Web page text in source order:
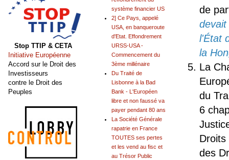
de
devait
l'État
la
La
du
6
Droits
des
système financier US
2] Ce Pays, appelé
USA, en banqueroute
d'Etat. Effondrement
URSS-USA -
Commencement du
3ème millénaire
Du Traité de
Lisbonne à la Bad
Bank - L'Européen
libre et non faussé va
payer pendant 80 ans
La Société Générale
rapatrie en France
TOUTES ses pertes
et les vend au fisc et
au Trésor Public
Stop TTIP & CETA
Initiative Européenne
Accord sur le Droit des
Investisseurs
contre le Droit des
Peuples